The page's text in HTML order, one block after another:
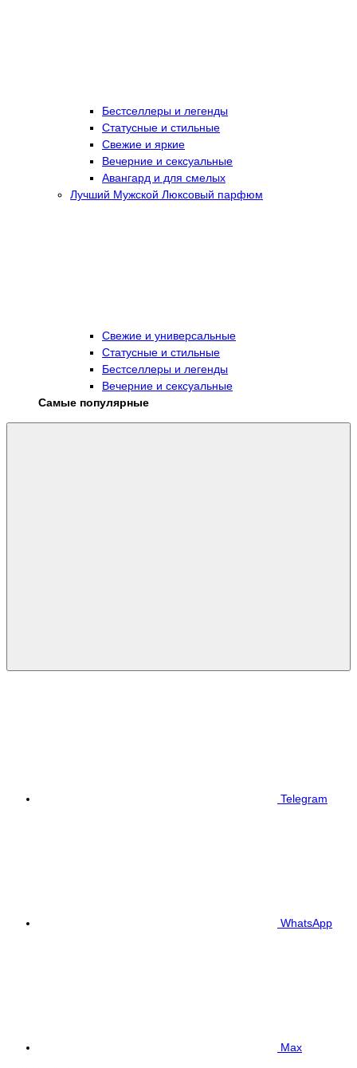
Бестселлеры и легенды
Статусные и стильные
Свежие и яркие
Вечерние и сексуальные
Авангард и для смелых
Лучший Мужской Люксовый парфюм
Свежие и универсальные
Статусные и стильные
Бестселлеры и легенды
Вечерние и сексуальные
Самые популярные
Telegram
WhatsApp
Max